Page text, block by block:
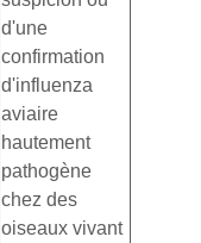
d'une
confirmation
d'influenza
aviaire
hautement
pathogène
chez des
oiseaux vivant